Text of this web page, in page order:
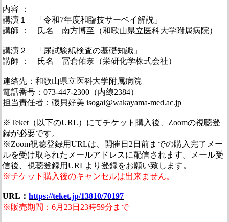
内容 ：
講演１ 「令和7年度和臨技サーベイ解説」
講師 ： 氏名 南方博至（和歌山県立医科大学附属病院）
講演２ 「尿試験紙検査の基礎知識」
講師 ： 氏名 冨倉佑奈（栄研化学株式会社）
連絡先：和歌山県立医科大学附属病院
電話番号：073-447-2300（内線2384）
担当責任者：磯貝好美 isogai@wakayama-med.ac.jp
※Teket（以下のURL）にてチケット購入後、Zoomの視聴登
録が必要です。
※Zoom視聴登録用URLは、開催日2日前までの購入完了メー
ルを受け取られたメールアドレスに配信されます。メール受
信後、視聴登録用URLより登録をお願い致します。
※チケット購入後のキャンセルは出来ません。
URL： https://teket.jp/13810/70197
※販売期間：6月23日23時59分まで